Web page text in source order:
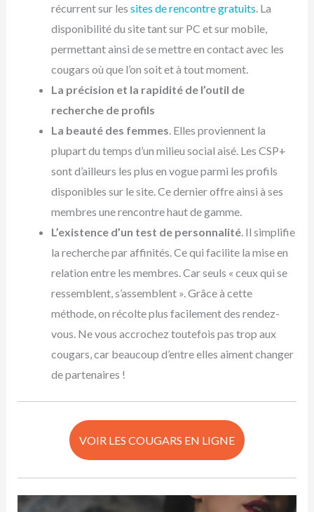
récurrent sur les sites de rencontre gratuits. La
disponibilité du site tant sur PC et sur mobile,
permettant ainsi de se mettre en contact avec les
cougars où que l’on soit et à tout moment.
La précision et la rapidité de l’outil de
recherche de profils
La beauté des femmes. Elles proviennent la
plupart du temps d’un milieu social aisé. Les CSP+
sont d’ailleurs les plus en vogue parmi les profils
disponibles sur le site. Ce dernier offre ainsi à ses
membres une rencontre haut de gamme.
L’existence d’un test de personnalité. Il simplifie
la recherche par affinités. Ce qui facilite la mise en
relation entre les membres. Car seuls « ceux qui se
ressemblent, s’assemblent ». Grâce à cette
méthode, on récolte plus facilement des rendez-
vous. Ne vous accrochez toutefois pas trop aux
cougars, car beaucoup d’entre elles aiment changer
de partenaires !
VOIR LES COUGARS EN LIGNE